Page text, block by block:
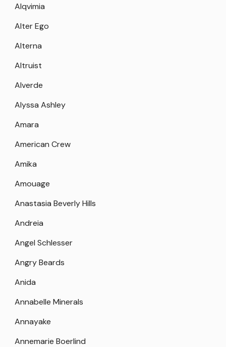
Alqvimia
Alter Ego
Alterna
Altruist
Alverde
Alyssa Ashley
Amara
American Crew
Amika
Amouage
Anastasia Beverly Hills
Andreia
Angel Schlesser
Angry Beards
Anida
Annabelle Minerals
Annayake
Annemarie Boerlind